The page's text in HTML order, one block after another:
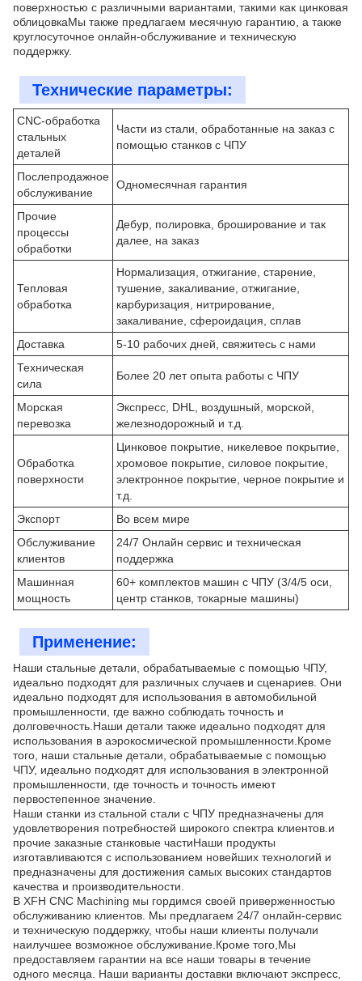
поверхностью с различными вариантами, такими как цинковая
облицовкаМы также предлагаем месячную гарантию, а также
круглосуточное онлайн-обслуживание и техническую
поддержку.
Технические параметры:
CNC-обработка
стальных
деталей
Части из стали, обработанные на заказ с
помощью станков с ЧПУ
Послепродажное
обслуживание
Одномесячная гарантия
Прочие
процессы
обработки
Дебур, полировка, броширование и так
далее, на заказ
Тепловая
обработка
Нормализация, отжигание, старение,
тушение, закаливание, отжигание,
карбуризация, нитрирование,
закаливание, сфероидация, сплав
Доставка
5-10 рабочих дней, свяжитесь с нами
Техническая
сила
Более 20 лет опыта работы с ЧПУ
Морская
перевозка
Экспресс, DHL, воздушный, морской,
железнодорожный и т.д.
Обработка
поверхности
Цинковое покрытие, никелевое покрытие,
хромовое покрытие, силовое покрытие,
электронное покрытие, черное покрытие и
т.д.
Экспорт
Во всем мире
Обслуживание
клиентов
24/7 Онлайн сервис и техническая
поддержка
Машинная
мощность
60+ комплектов машин с ЧПУ (3/4/5 оси,
центр станков, токарные машины)
Применение:
Наши стальные детали, обрабатываемые с помощью ЧПУ,
идеально подходят для различных случаев и сценариев. Они
идеально подходят для использования в автомобильной
промышленности, где важно соблюдать точность и
долговечность.Наши детали также идеально подходят для
использования в аэрокосмической промышленности.Кроме
того, наши стальные детали, обрабатываемые с помощью
ЧПУ, идеально подходят для использования в электронной
промышленности, где точность и точность имеют
первостепенное значение.
Наши станки из стальной стали с ЧПУ предназначены для
удовлетворения потребностей широкого спектра клиентов.и
прочие заказные станковые частиНаши продукты
изготавливаются с использованием новейших технологий и
предназначены для достижения самых высоких стандартов
качества и производительности.
В XFH CNC Machining мы гордимся своей приверженностью
обслуживанию клиентов. Мы предлагаем 24/7 онлайн-сервис
и техническую поддержку, чтобы наши клиенты получали
наилучшее возможное обслуживание.Кроме того,Мы
предоставляем гарантии на все наши товары в течение
одного месяца. Наши варианты доставки включают экспресс,